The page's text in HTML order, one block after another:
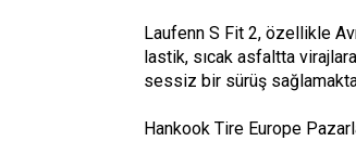
Laufenn S Fit 2, özellikle
lastik, sıcak asfaltta
sessiz bir sürüş
Hankook Tire Europe